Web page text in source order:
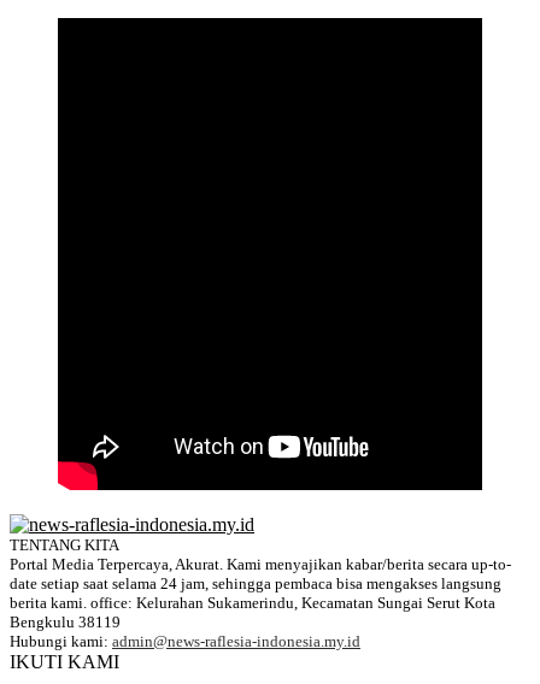
TENTANG KITA
Portal Media Terpercaya, Akurat. Kami menyajikan kabar/berita secara up-to-
date setiap saat selama 24 jam, sehingga pembaca bisa mengakses langsung
berita kami. office: Kelurahan Sukamerindu, Kecamatan Sungai Serut Kota
Bengkulu 38119
Hubungi kami: admin@news-raflesia-indonesia.my.id
IKUTI KAMI